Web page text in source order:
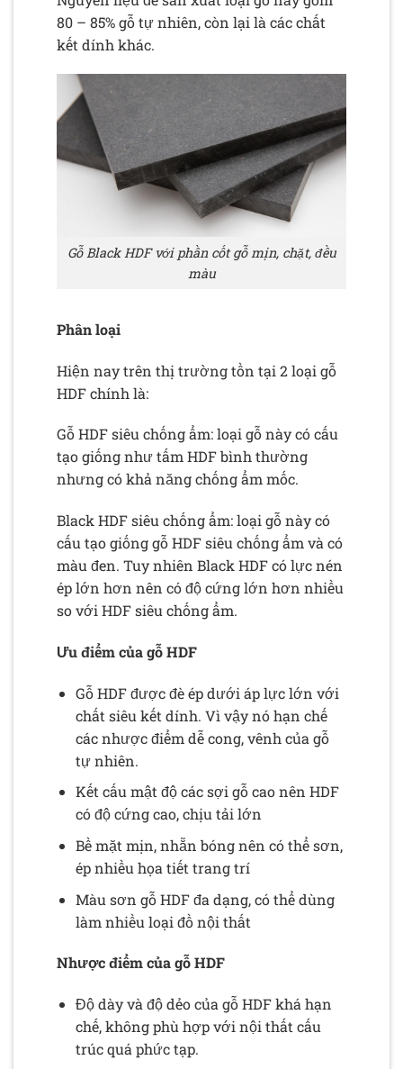
80 – 85% gỗ tự nhiên, còn lại là các chất
kết dính khác.
Gỗ Black HDF với phần cốt gỗ mịn, chặt, đều
màu
Phân loại
Hiện nay trên thị trường tồn tại 2 loại gỗ
HDF chính là:
Gỗ HDF siêu chống ẩm: loại gỗ này có cấu
tạo giống như tấm HDF bình thường
nhưng có khả năng chống ẩm mốc.
Black HDF siêu chống ẩm: loại gỗ này có
cấu tạo giống gỗ HDF siêu chống ẩm và có
màu đen. Tuy nhiên Black HDF có lực nén
ép lớn hơn nên có độ cứng lớn hơn nhiều
so với HDF siêu chống ẩm.
Ưu điểm của gỗ HDF
Gỗ HDF được đè ép dưới áp lực lớn với
chất siêu kết dính. Vì vậy nó hạn chế
các nhược điểm dễ cong, vênh của gỗ
tự nhiên.
Kết cấu mật độ các sợi gỗ cao nên HDF
có độ cứng cao, chịu tải lớn
Bề mặt mịn, nhẵn bóng nên có thể sơn,
ép nhiều họa tiết trang trí
Màu sơn gỗ HDF đa dạng, có thể dùng
làm nhiều loại đồ nội thất
Nhược điểm của gỗ HDF
Độ dày và độ dẻo của gỗ HDF khá hạn
chế, không phù hợp với nội thất cấu
trúc quá phức tạp.